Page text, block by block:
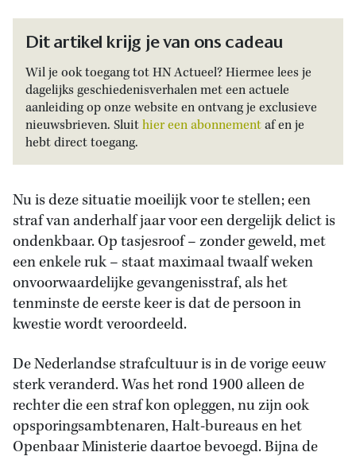
Dit artikel krijg je van ons cadeau
Wil je ook toegang tot HN Actueel? Hiermee lees je
dagelijks geschiedenisverhalen met een actuele
aanleiding op onze website en ontvang je exclusieve
nieuwsbrieven. Sluithier een abonnementaf en je
hebt direct toegang.
Nu is deze situatie moeilijk voor te stellen; een
straf van anderhalf jaar voor een dergelijk delict is
ondenkbaar. Op tasjesroof – zonder geweld, met
een enkele ruk – staat maximaal twaalf weken
onvoorwaardelijke gevangenisstraf, als het
tenminste de eerste keer is dat de persoon in
kwestie wordt veroordeeld.
De Nederlandse strafcultuur is in de vorige eeuw
sterk veranderd. Was het rond 1900 alleen de
rechter die een straf kon opleggen, nu zijn ook
opsporingsambtenaren, Halt-bureaus en het
Openbaar Ministerie daartoe bevoegd. Bijna de